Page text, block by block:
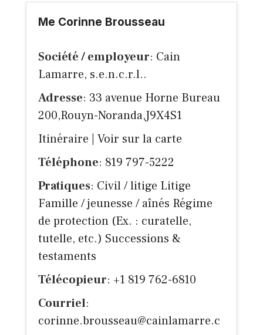
Me Corinne Brousseau
Société / employeur: Cain
Lamarre, s.e.n.c.r.l..
Adresse: 33 avenue Horne Bureau
200,Rouyn-Noranda,J9X4S1
Itinéraire
Voir sur la carte
Téléphone: 819 797-5222
Pratiques: Civil / litige Litige
Famille / jeunesse / aînés Régime
de protection (Ex. : curatelle,
tutelle, etc.) Successions &
testaments
Télécopieur: +1 819 762-6810
Courriel:
corinne.brousseau@cainlamarre.c